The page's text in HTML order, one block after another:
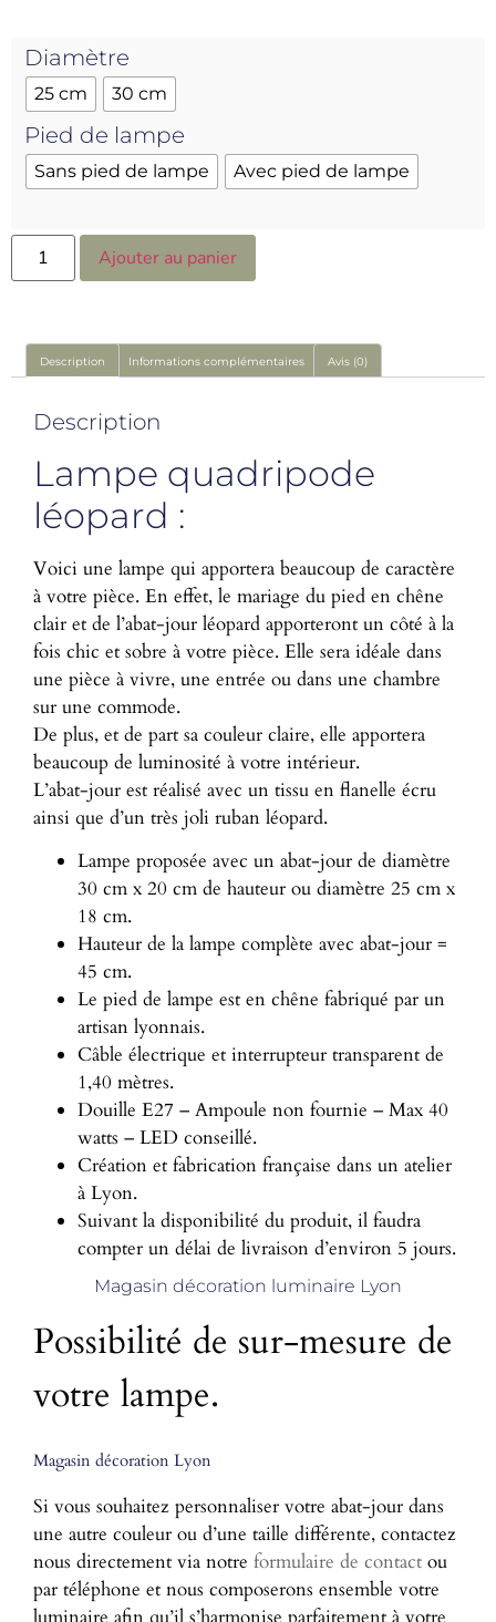
Diamètre
25 cm 30 cm
Pied de lampe
Sans pied de lampe Avec pied de lampe
Ajouter au panier
Description Informations complémentaires Avis (0)
Description
Lampe quadripode
léopard :
Voici une lampe qui apportera beaucoup de caractère
à votre pièce. En effet, le mariage du pied en chêne
clair et de l’abat-jour léopard apporteront un côté à la
fois chic et sobre à votre pièce. Elle sera idéale dans
une pièce à vivre, une entrée ou dans une chambre
sur une commode.
De plus, et de part sa couleur claire, elle apportera
beaucoup de luminosité à votre intérieur.
L’abat-jour est réalisé avec un tissu en flanelle écru
ainsi que d’un très joli ruban léopard.
Lampe proposée avec un abat-jour de diamètre
30 cm x 20 cm de hauteur ou diamètre 25 cm x
18 cm.
Hauteur de la lampe complète avec abat-jour =
45 cm.
Le pied de lampe est en chêne fabriqué par un
artisan lyonnais.
Câble électrique et interrupteur transparent de
1,40 mètres.
Douille E27 – Ampoule non fournie – Max 40
watts – LED conseillé.
Création et fabrication française dans un atelier
à Lyon.
Suivant la disponibilité du produit, il faudra
compter un délai de livraison d’environ 5 jours.
Magasin décoration luminaire Lyon
Possibilité de sur-mesure de
votre lampe.
Magasin décoration Lyon
Si vous souhaitez personnaliser votre abat-jour dans
une autre couleur ou d’une taille différente, contactez
nous directement via notre formulaire de contact ou
par téléphone et nous composerons ensemble votre
luminaire afin qu’il s’harmonise parfaitement à votre